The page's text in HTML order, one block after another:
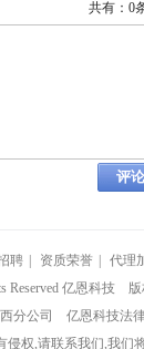
共有：0
聘 资质荣誉 代理
Reserved 亿恩科技
分公司 亿恩科技法
侵权,请联系我们,我们